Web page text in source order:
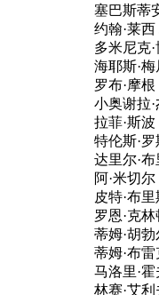
塞巴斯蒂安·尤金·
约翰·莱西
多米尼克·博加
海耶斯·梅居尔
罗布·摩根
小奥谢拉·杰克逊
拉菲·斯波
特伦斯·罗斯摩
达里尔·布里特-
阿·米切尔 Al
皮特·布里斯
罗恩·克林顿·史
蒂姆·胡勃尔
蒂姆·布雷克·尼
马洛里·霍夫
林赛·艾利夫